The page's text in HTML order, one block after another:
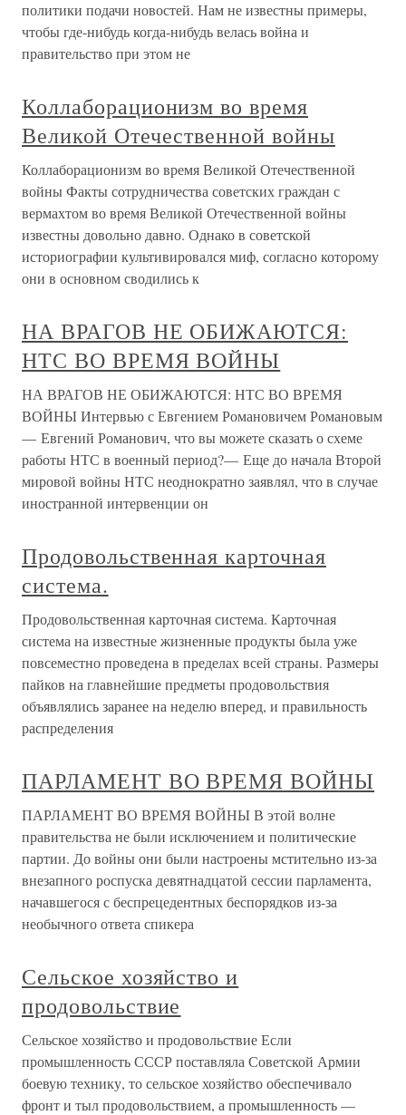
политики подачи новостей. Нам не известны примеры,
чтобы где-нибудь когда-нибудь велась война и
правительство при этом не
Коллаборационизм во время
Великой Отечественной войны
Коллаборационизм во время Великой Отечественной
войны Факты сотрудничества советских граждан с
вермахтом во время Великой Отечественной войны
известны довольно давно. Однако в советской
историографии культивировался миф, согласно которому
они в основном сводились к
НА ВРАГОВ НЕ ОБИЖАЮТСЯ:
НТС ВО ВРЕМЯ ВОЙНЫ
НА ВРАГОВ НЕ ОБИЖАЮТСЯ: НТС ВО ВРЕМЯ
ВОЙНЫ Интервью с Евгением Романовичем Романовым
— Евгений Романович, что вы можете сказать о схеме
работы НТС в военный период?— Еще до начала Второй
мировой войны НТС неоднократно заявлял, что в случае
иностранной интервенции он
Продовольственная карточная
система.
Продовольственная карточная система. Карточная
система на известные жизненные продукты была уже
повсеместно проведена в пределах всей страны. Размеры
пайков на главнейшие предметы продовольствия
объявлялись заранее на неделю вперед, и правильность
распределения
ПАРЛАМЕНТ ВО ВРЕМЯ ВОЙНЫ
ПАРЛАМЕНТ ВО ВРЕМЯ ВОЙНЫ В этой волне
правительства не были исключением и политические
партии. До войны они были настроены мстительно из-за
внезапного роспуска девятнадцатой сессии парламента,
начавшегося с беспрецедентных беспорядков из-за
необычного ответа спикера
Сельское хозяйство и
продовольствие
Сельское хозяйство и продовольствие Если
промышленность СССР поставляла Советской Армии
боевую технику, то сельское хозяйство обеспечивало
фронт и тыл продовольствием, а промышленность —